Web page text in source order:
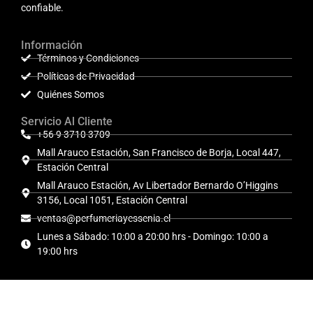
confiable.
Información
Términos y Condiciones
Políticas de Privacidad
Quiénes Somos
Servicio Al Cliente
+56 9 3710 3709
Mall Arauco Estación, San Francisco de Borja, Local 447,
Estación Central
Mall Arauco Estación, Av Libertador Bernardo O’Higgins
3156, Local 1051, Estación Central
ventas@perfumeriayessenia.cl
Lunes a Sábado: 10:00 a 20:00 hrs - Domingo: 10:00 a
19:00 hrs